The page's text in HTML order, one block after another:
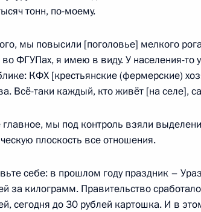
внёс кандидатуры на должность
2018 года, 17:30
года, 13:50
с главой Ингушетии Юнус-Беком
2018 года, 13:30
тонн, по-моему.
мы повысили [поголовье] мелкого
во ФГУПах, я имею в виду. У населения-то
КФХ [крестьянские (фермерские)
Всё-таки каждый, кто живёт [на селе],
мы под контроль взяли
плоскость все отношения.
себе: в прошлом году праздник –
за килограмм. Правительство
сегодня до 30 рублей картошка. И в